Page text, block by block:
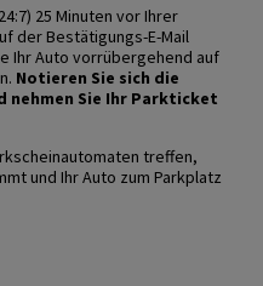
25 Minuten vor Ihrer
der Bestätigungs-E-Mail
Ihr Auto vorrübergehend auf
Notieren Sie sich die
nehmen Sie Ihr Parkticket
treffen,
und Ihr Auto zum Parkplatz